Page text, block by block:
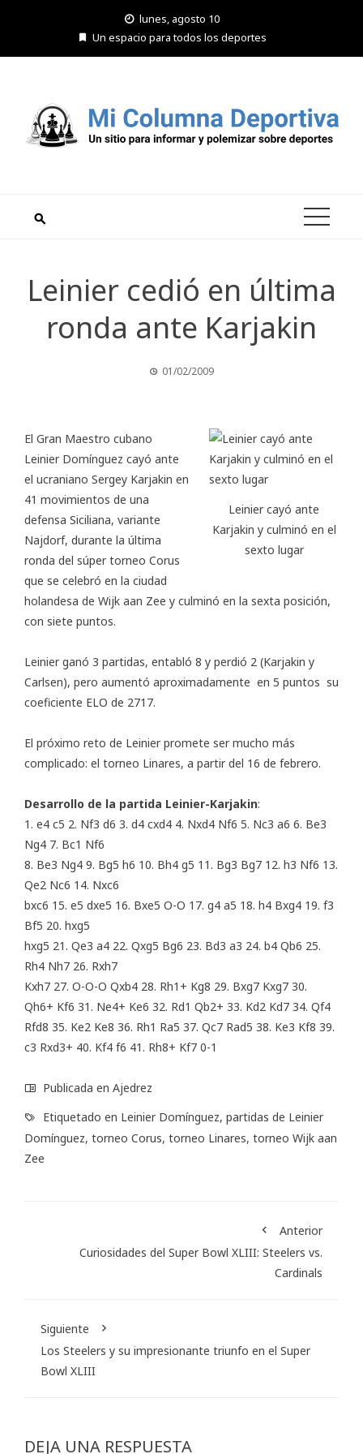
lunes, agosto 10
Un espacio para todos los deportes
Leinier cedió en última
ronda ante Karjakin
01/02/2009
Leinier cayó ante
Karjakin y culminó en el
sexto lugar
El Gran Maestro cubano
Leinier Domínguez cayó ante
el ucraniano Sergey Karjakin en
41 movimientos de una
defensa Siciliana, variante
Najdorf, durante la última
ronda del súper torneo Corus
que se celebró en la ciudad
holandesa de Wijk aan Zee y culminó en la sexta posición,
con siete puntos.
Leinier ganó 3 partidas, entabló 8 y perdió 2 (Karjakin y
Carlsen), pero aumentó aproximadamente en 5 puntos su
coeficiente ELO de 2717.
El próximo reto de Leinier promete ser mucho más
complicado: el torneo Linares, a partir del 16 de febrero.
Desarrollo de la partida Leinier-Karjakin:
1. e4 c5 2. Nf3 d6 3. d4 cxd4 4. Nxd4 Nf6 5. Nc3 a6 6. Be3
Ng4 7. Bc1 Nf6
8. Be3 Ng4 9. Bg5 h6 10. Bh4 g5 11. Bg3 Bg7 12. h3 Nf6 13.
Qe2 Nc6 14. Nxc6
bxc6 15. e5 dxe5 16. Bxe5 O-O 17. g4 a5 18. h4 Bxg4 19. f3
Bf5 20. hxg5
hxg5 21. Qe3 a4 22. Qxg5 Bg6 23. Bd3 a3 24. b4 Qb6 25.
Rh4 Nh7 26. Rxh7
Kxh7 27. O-O-O Qxb4 28. Rh1+ Kg8 29. Bxg7 Kxg7 30.
Qh6+ Kf6 31. Ne4+ Ke6 32. Rd1 Qb2+ 33. Kd2 Kd7 34. Qf4
Rfd8 35. Ke2 Ke8 36. Rh1 Ra5 37. Qc7 Rad5 38. Ke3 Kf8 39.
c3 Rxd3+ 40. Kf4 f6 41. Rh8+ Kf7 0-1
Publicada en Ajedrez
Etiquetado en Leinier Domínguez, partidas de Leinier
Domínguez, torneo Corus, torneo Linares, torneo Wijk aan
Zee
Anterior
Curiosidades del Super Bowl XLIII: Steelers vs.
Cardinals
Siguiente
Los Steelers y su impresionante triunfo en el Super
Bowl XLIII
DEJA UNA RESPUESTA